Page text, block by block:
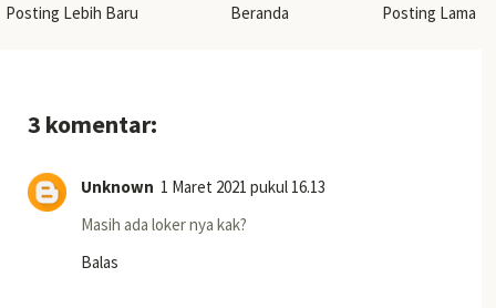
Posting Lebih Baru Posting Lama
Beranda
3 komentar:
Unknown 1 Maret 2021 pukul 16.13
Masih ada loker nya kak?
Balas